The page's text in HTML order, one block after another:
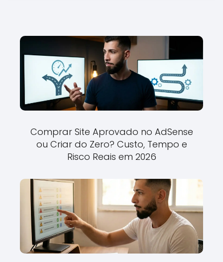
Comprar Site Aprovado no AdSense
ou Criar do Zero? Custo, Tempo e
Risco Reais em 2026